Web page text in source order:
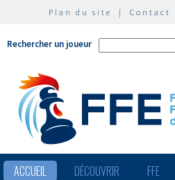
Plan du site | Contact
Rechercher un joueur
ACCUEIL DÉCOUVRIR FFE